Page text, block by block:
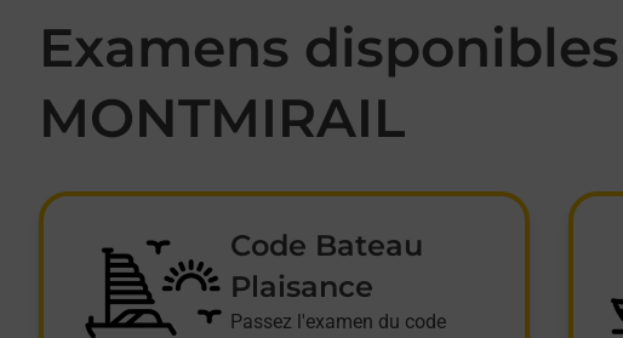
Examens
MONTMIRAIL
Code Bateau
Plaisance
Passez l'examen du code